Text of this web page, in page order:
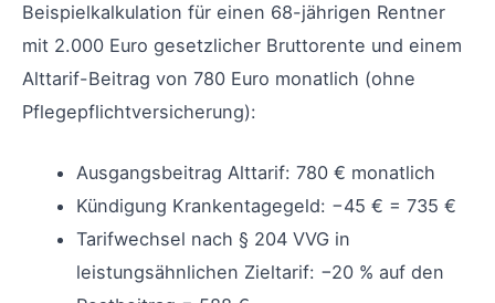
Beispielkalkulation für einen 68-jährigen Rentner
mit 2.000 Euro gesetzlicher Bruttorente und einem
Alttarif-Beitrag von 780 Euro monatlich (ohne
Pflegepflichtversicherung):
Ausgangsbeitrag Alttarif: 780 € monatlich
Kündigung Krankentagegeld: −45 € = 735 €
Tarifwechsel nach § 204 VVG in
leistungsähnlichen Zieltarif: −20 % auf den